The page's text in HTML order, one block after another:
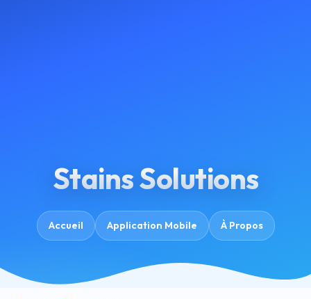
Stains Solutions
Accueil Application Mobile À Propos